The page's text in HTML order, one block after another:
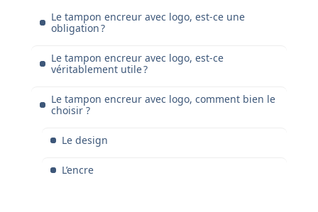
Le tampon encreur avec logo, est-ce une
obligation ?
Le tampon encreur avec logo, est-ce
véritablement utile ?
Le tampon encreur avec logo, comment bien le
choisir ?
Le design
L’encre